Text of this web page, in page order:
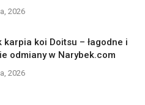
2026
karpia koi Doitsu – łagodne i
odmiany w Narybek.com
2026